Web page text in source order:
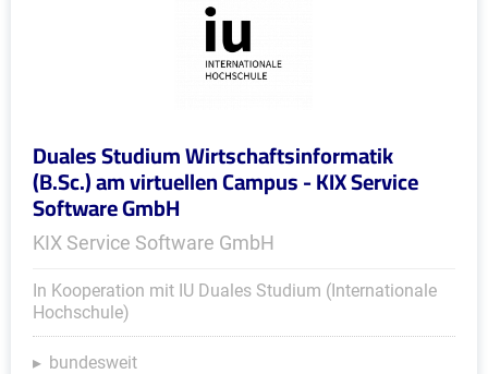
Duales Studium Wirtschaftsinformatik
(B.Sc.) am virtuellen Campus - KIX Service
Software GmbH
KIX Service Software GmbH
In Kooperation mit IU Duales Studium (Internationale
Hochschule)
bundesweit